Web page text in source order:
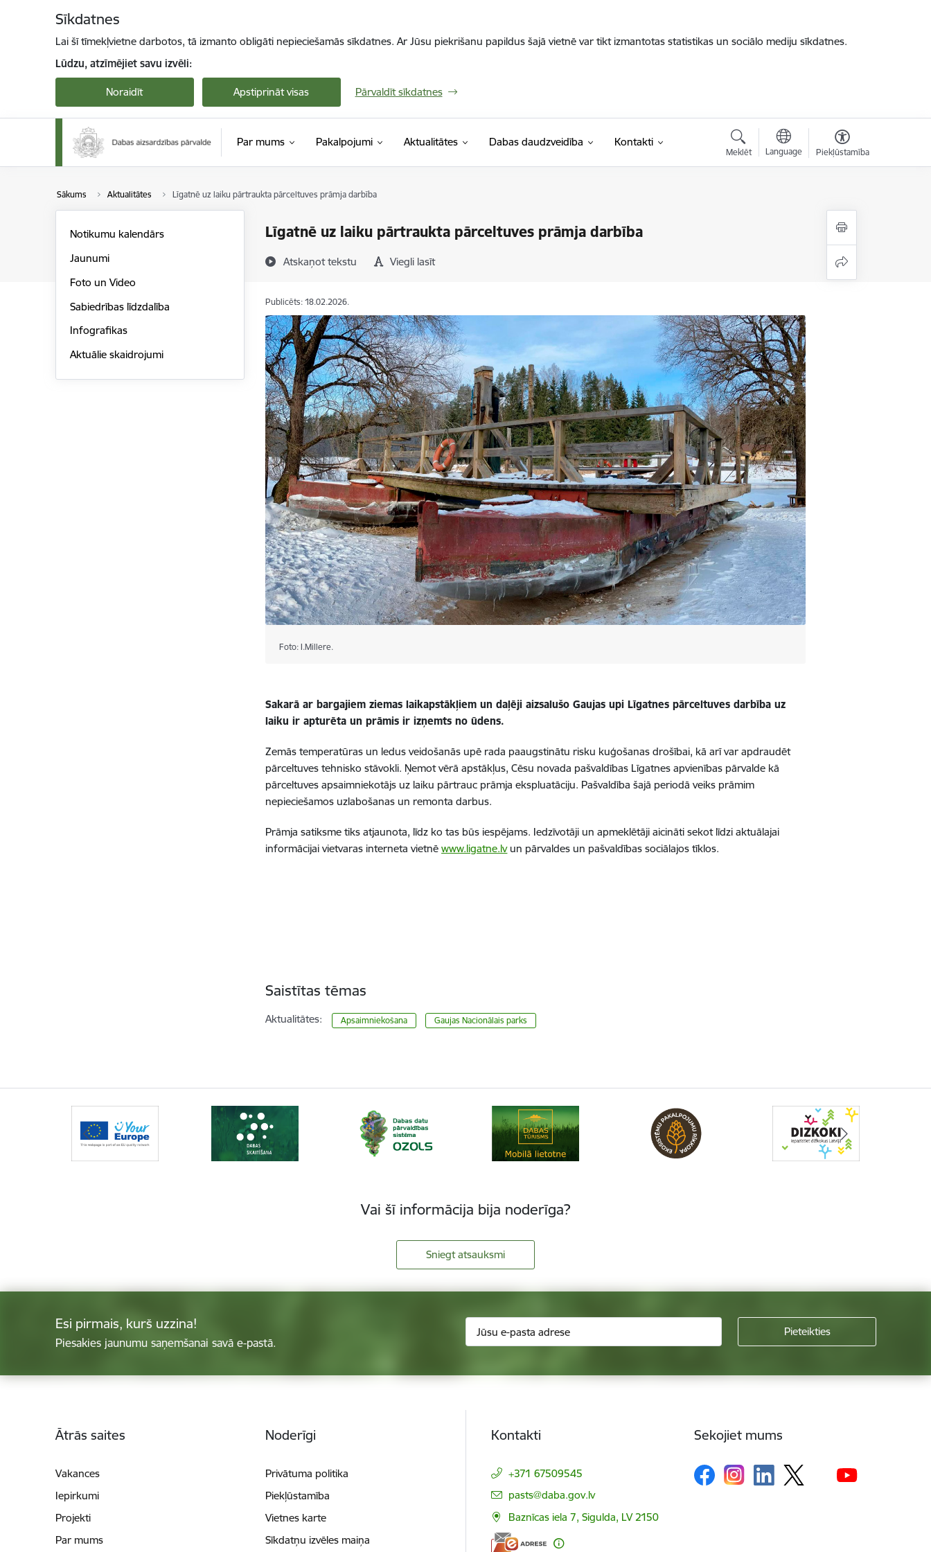
Sīkdatnes
Lai šī tīmekļvietne darbotos, tā izmanto obligāti nepieciešamās sīkdatnes. Ar Jūsu piekrišanu papildus šajā vietnē var tikt izmantotas statistikas un sociālo mediju sīkdatnes.
Lūdzu, atzīmējiet savu izvēli:
Noraidīt Apstiprināt visas Pārvaldīt sīkdatnes
Par mums Pakalpojumi Aktualitātes Dabas daudzveidība Kontakti
Meklēt Language Piekļūstamība
Sākums Aktualitātes Līgatnē uz laiku pārtraukta pārceltuves prāmja darbība
Līgatnē uz laiku pārtraukta pārceltuves prāmja darbība
Atskaņot tekstu Viegli lasīt
Notikumu kalendārs
Jaunumi
Foto un Video
Sabiedrības līdzdalība
Infografikas
Aktuālie skaidrojumi
Publicēts: 18.02.2026.
Foto: I.Millere.
Sakarā ar bargajiem ziemas laikapstākļiem un daļēji aizsalušo Gaujas upi Līgatnes pārceltuves darbība uz
laiku ir apturēta un prāmis ir izņemts no ūdens.
Zemās temperatūras un ledus veidošanās upē rada paaugstinātu risku kuģošanas drošībai, kā arī var apdraudēt
pārceltuves tehnisko stāvokli. Ņemot vērā apstākļus, Cēsu novada pašvaldības Līgatnes apvienības pārvalde kā
pārceltuves apsaimniekotājs uz laiku pārtrauc prāmja ekspluatāciju. Pašvaldība šajā periodā veiks prāmim
nepieciešamos uzlabošanas un remonta darbus.
Prāmja satiksme tiks atjaunota, līdz ko tas būs iespējams. Iedzīvotāji un apmeklētāji aicināti sekot līdzi aktuālajai
informācijai vietvaras interneta vietnēwww.ligatne.lvun pārvaldes un pašvaldības sociālajos tīklos.
Saistītas tēmas
Aktualitātes: Apsaimniekošana Gaujas Nacionālais parks
Vai šī informācija bija noderīga?
Sniegt atsauksmi
Esi pirmais, kurš uzzina!
Piesakies jaunumu saņemšanai savā e-pastā.
Ātrās saites
Vakances
Iepirkumi
Projekti
Par mums
Noderīgi
Privātuma politika
Piekļūstamība
Vietnes karte
Sīkdatņu izvēles maiņa
Kontakti
+371 67509545
E-pasts:
pasts@daba.gov.lv
Baznīcas iela 7, Sigulda, LV 2150
Sekojiet mums